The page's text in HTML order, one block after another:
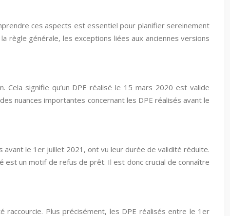
ces aspects est essentiel pour planifier sereinement
générale, les exceptions liées aux anciennes versions
signifie qu’un DPE réalisé le 15 mars 2020 est valide
nuances importantes concernant les DPE réalisés avant le
le 1er juillet 2021, ont vu leur durée de validité réduite.
est un motif de refus de prêt. Il est donc crucial de connaître
Plus précisément, les DPE réalisés entre le 1er